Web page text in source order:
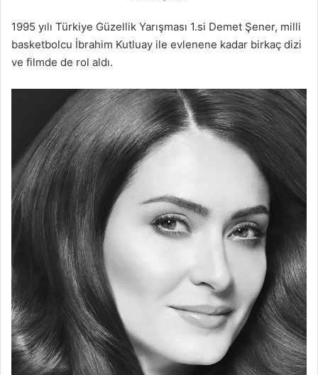
1995 yılı Türkiye Güzellik Yarışması 1.si Demet Şener, milli
basketbolcu İbrahim Kutluay ile evlenene kadar birkaç dizi
ve filmde de rol aldı.